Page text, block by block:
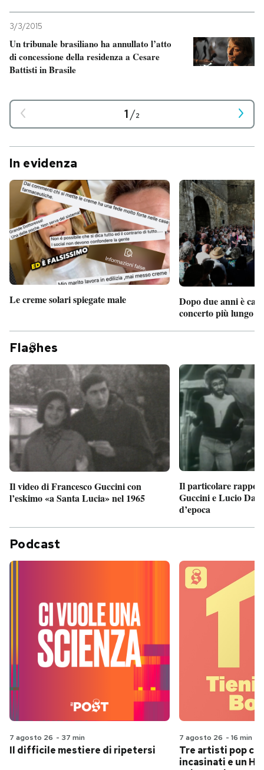
3/3/2015
Un tribunale brasiliano ha annullato l’atto
di concessione della residenza a Cesare
Battisti in Brasile
1/2
In evidenza
Le creme solari spiegate male
Dopo due anni è
concerto più lungo
Fla hes
Il video di Francesco Guccini con
l’eskimo «a Santa Lucia» nel 1965
Il particolare
Guccini e Lucio
d’epoca
Podcast
7 agosto 26 - 37 min
Il difficile mestiere di ripetersi
7 agosto 26 - 16 min
Tre artisti pop
incasinati e un